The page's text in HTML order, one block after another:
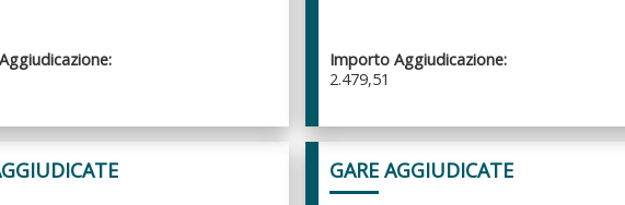
Importo Aggiudicazione:
2.479,51
GARE AGGIUDICATE